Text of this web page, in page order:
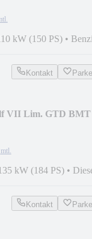
kW (150 PS) •
Kontakt
VII Lim. GTD BMT
mtl.
kW (184 PS) •
Kontakt